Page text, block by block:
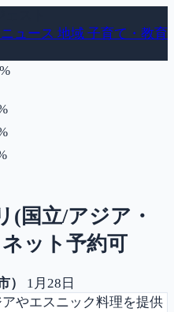
ニュース 地域 子育て・教育
確率
確率
確率
(国立/アジア・
ット予約可
）
1月28日
やエスニック料理を提供